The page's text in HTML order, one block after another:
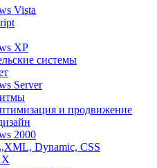
Vista
XP
системы
Server
и продвижение
2000
Dynamic, CSS